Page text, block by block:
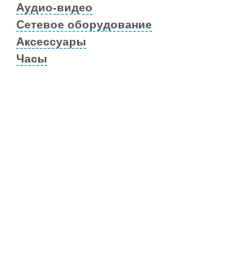
Аудио-видео
Сетевое оборудование
Аксессуары
Часы